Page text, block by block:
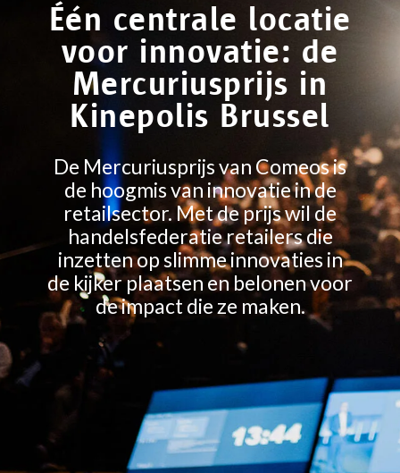
Één centrale locatie
voor innovatie: de
Mercuriusprijs in
Kinepolis Brussel
De Mercuriusprijs van Comeos is
de hoogmis van innovatie in de
retailsector. Met de prijs wil de
handelsfederatie retailers die
inzetten op slimme innovaties in
de kijker plaatsen en belonen voor
de impact die ze maken.